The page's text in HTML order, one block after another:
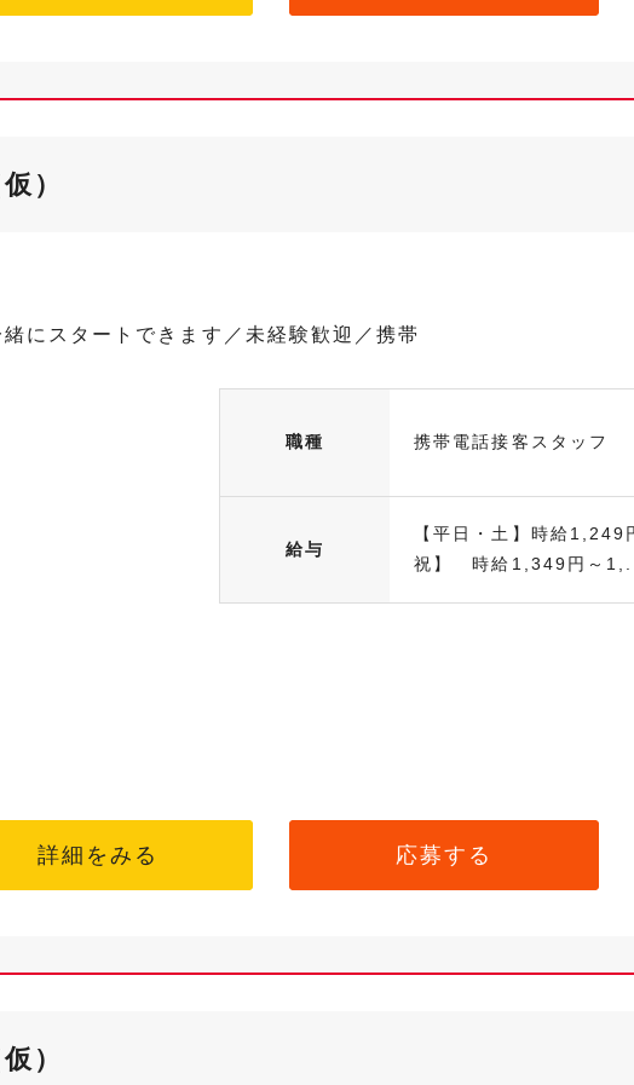
）
にスタートできます／未経験歓迎／携帯
職種 携帯電話接客スタッフ
給与
【平日・土】時給
祝】 時給1,349円～
詳細をみる 応募する
）